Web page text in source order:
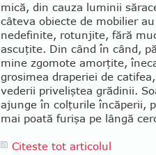
mică, din cauza luminii
câteva obiecte de mobilier
nedefinite, rotunjite, fără
ascuţite. Din când în când,
mine zgo­mo­te amorţite,
grosimea draperiei de
vederii priveliştea grădinii.
ajunge în colţurile încă­perii,
mai poată furişa pe lângă
Citeste tot articolul